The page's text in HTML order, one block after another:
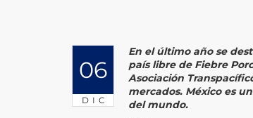
06
DIC
En el último año se
país libre de Fiebre
Asociación
mercados. México es
del mundo.